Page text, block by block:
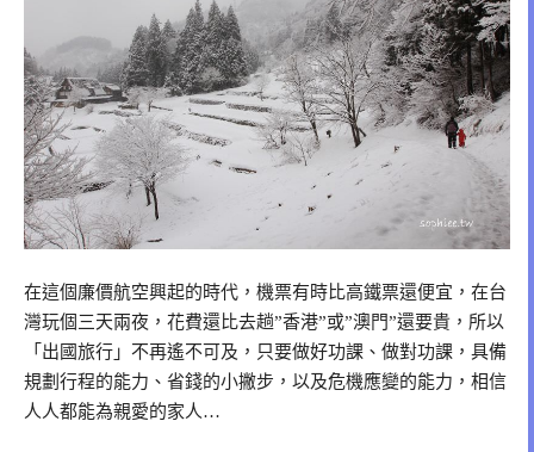
在這個廉價航空興起的時代，機票有時比高鐵票還便宜，在台
灣玩個三天兩夜，花費還比去趟”香港”或”澳門”還要貴，所以
「出國旅行」不再遙不可及，只要做好功課、做對功課，具備
規劃行程的能力、省錢的小撇步，以及危機應變的能力，相信
人人都能為親愛的家人…